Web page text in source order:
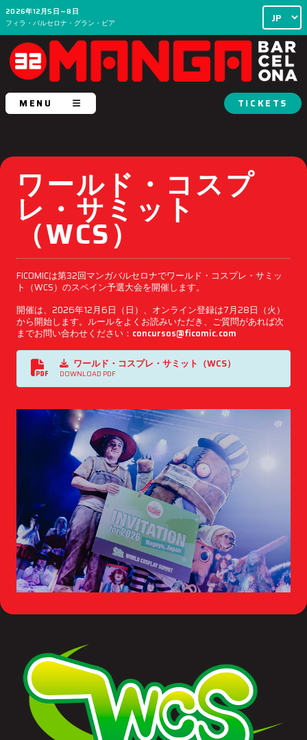
2026年12月5日～8日
フィラ・バルセロナ・グラン・ビア
MENU TICKETS
ワールド・コスプ
レ・サミット
（WCS）
FICOMICは第32回マンガバルセロナでワールド・コスプレ・サミッ
ト（WCS）のスペイン予選大会を開催します。
開催は、2026年12月6日（日）、オンライン登録は7月28日（火）
から開始します。ルールをよくお読みいただき、ご質問があれば次
までお問い合わせください： concursos@ficomic.com
ワールド・コスプレ・サミット（WCS）
DOWNLOAD PDF